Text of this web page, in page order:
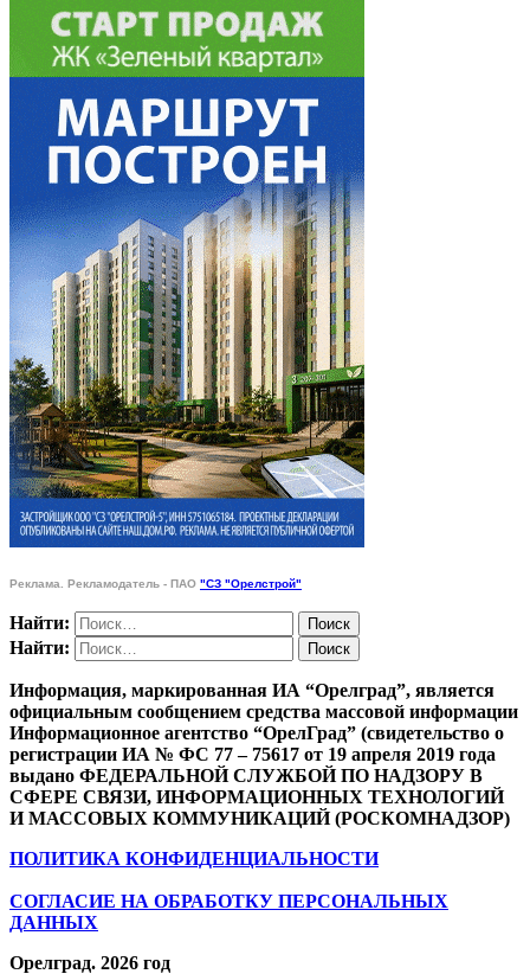
Реклама. Рекламодатель - ПАО "СЗ "Орелстрой"
Найти:
Найти:
Информация, маркированная ИА “Орелград”, является
официальным сообщением средства массовой информации
Информационное агентство “ОрелГрад” (свидетельство о
регистрации ИА № ФС 77 – 75617 от 19 апреля 2019 года
выдано ФЕДЕРАЛЬНОЙ СЛУЖБОЙ ПО НАДЗОРУ В
СФЕРЕ СВЯЗИ, ИНФОРМАЦИОННЫХ ТЕХНОЛОГИЙ
И МАССОВЫХ КОММУНИКАЦИЙ (РОСКОМНАДЗОР)
ПОЛИТИКА КОНФИДЕНЦИАЛЬНОСТИ
СОГЛАСИЕ НА ОБРАБОТКУ ПЕРСОНАЛЬНЫХ
ДАННЫХ
Орелград. 2026 год